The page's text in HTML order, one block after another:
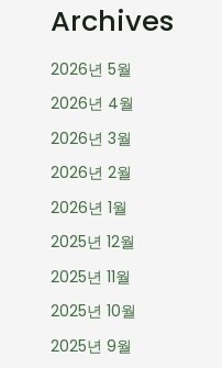
Archives
2026년 5월
2026년 4월
2026년 3월
2026년 2월
2026년 1월
2025년 12월
2025년 11월
2025년 10월
2025년 9월